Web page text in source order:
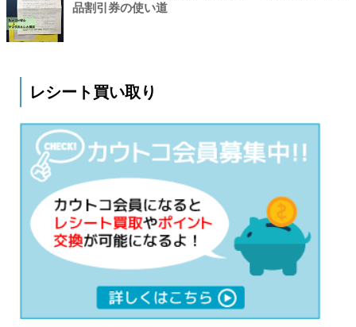
品割引券の使い道
レシート買い取り